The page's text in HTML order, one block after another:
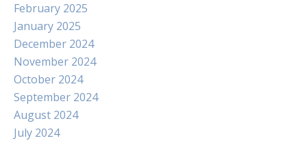
February 2025
January 2025
December 2024
November 2024
October 2024
September 2024
August 2024
July 2024